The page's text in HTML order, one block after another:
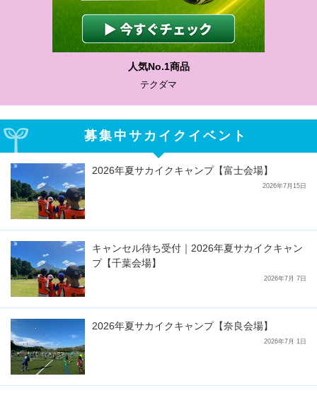
人気No.1商品
テクダマ
募集中サカイクイベント
2026年夏サカイクキャンプ【富士会場】
2026年7月15日
キャンセル待ち受付｜2026年夏サカイクキャン
プ【千葉会場】
2026年7月 7日
2026年夏サカイクキャンプ【奈良会場】
2026年7月 1日